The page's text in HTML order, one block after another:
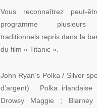
Vous reconnaîtrez peut-
programme plusieurs
traditionnels repris dans la
du film « Titanic ».
John Ryan’s Polka / Silver
d’argent) : Polka
Drowsy Maggie ; Blarney